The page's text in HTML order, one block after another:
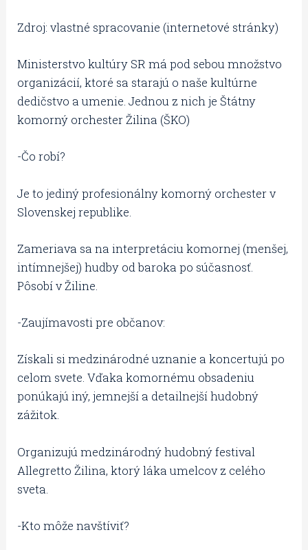
Zdroj: vlastné spracovanie (internetové stránky)
Ministerstvo kultúry SR má pod sebou množstvo
organizácií, ktoré sa starajú o naše kultúrne
dedičstvo a umenie. Jednou z nich je Štátny
komorný orchester Žilina (ŠKO)
-Čo robí?
Je to jediný profesionálny komorný orchester v
Slovenskej republike.
Zameriava sa na interpretáciu komornej (menšej,
intímnejšej) hudby od baroka po súčasnosť.
Pôsobí v Žiline.
-Zaujímavosti pre občanov:
Získali si medzinárodné uznanie a koncertujú po
celom svete. Vďaka komornému obsadeniu
ponúkajú iný, jemnejší a detailnejší hudobný
zážitok.
Organizujú medzinárodný hudobný festival
Allegretto Žilina, ktorý láka umelcov z celého
sveta.
-Kto môže navštíviť?